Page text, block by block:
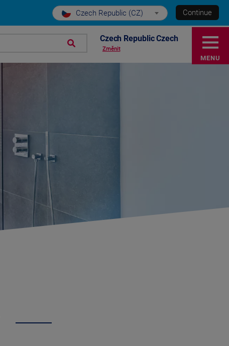
Czech Republic (CZ) Continue
Czech Republic Czech
Změnit
MENU